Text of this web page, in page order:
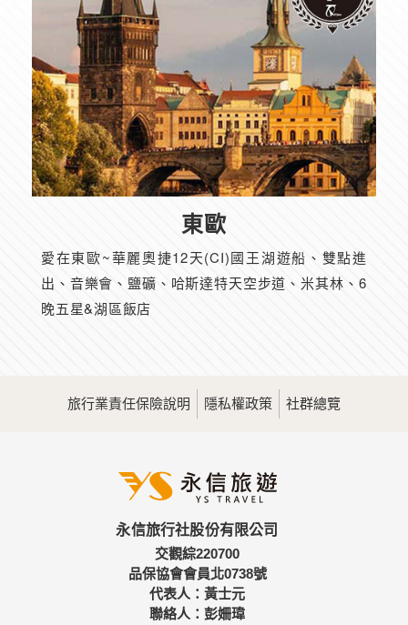
東歐
愛在東歐~華麗奧捷12天(CI)國王湖遊船、雙點進
出、音樂會、鹽礦、哈斯達特天空步道、米其林、6
晚五星&湖區飯店
旅行業責任保險說明 隱私權政策 社群總覽
永信旅行社股份有限公司
交觀綜220700
品保協會會員北0738號
代表人：黃士元
聯絡人：彭姍瑋